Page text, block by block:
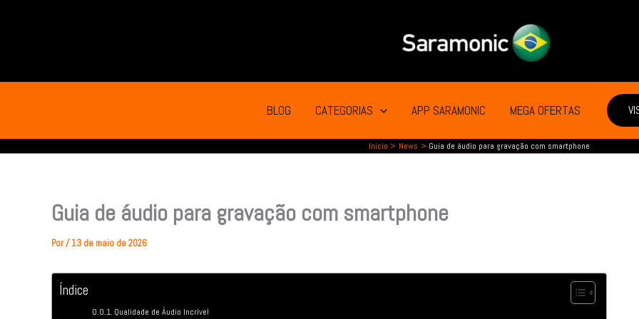
BLOG CATEGORIAS APP SARAMONIC MEGA OFERTAS
Início News Guia de áudio para gravação com smartphone
Guia de áudio para gravação com smartphone
Por/13 de maio de 2026
Índice
Qualidade de Áudio Incrível